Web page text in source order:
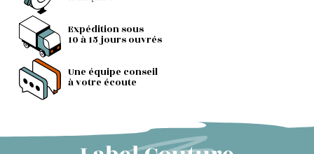
Expédition sous
10 à 15 jours ouvrés
Une équipe conseil
à votre écoute